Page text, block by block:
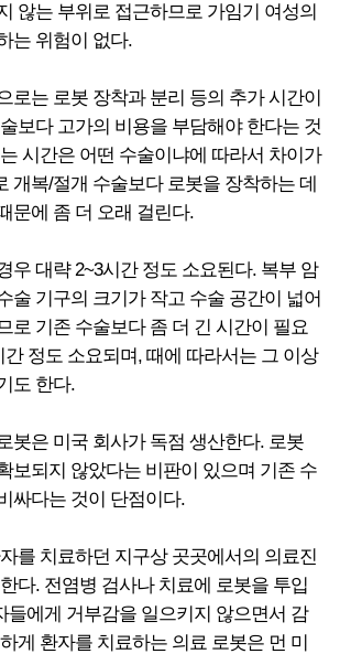
않는 부위로 접근하므로 가임기 여성의
는 위험이 없다.
로는 로봇 장착과 분리 등의 추가 시간이
보다 고가의 비용을 부담해야 한다는 것
시간은 어떤 수술이냐에 따라서 차이가
개복/절개 수술보다 로봇을 장착하는 데
문에 좀 더 오래 걸린다.
우 대략 2~3시간 정도 소요된다. 복부 암
술 기구의 크기가 작고 수술 공간이 넓어
로 기존 수술보다 좀 더 긴 시간이 필요
간 정도 소요되며, 때에 따라서는 그 이상
도 한다.
봇은 미국 회사가 독점 생산한다. 로봇
보되지 않았다는 비판이 있으며 기존 수
싸다는 것이 단점이다.
를 치료하던 지구상 곳곳에서의 의료진
다. 전염병 검사나 치료에 로봇을 투입
들에게 거부감을 일으키지 않으면서 감
게 환자를 치료하는 의료 로봇은 먼 미